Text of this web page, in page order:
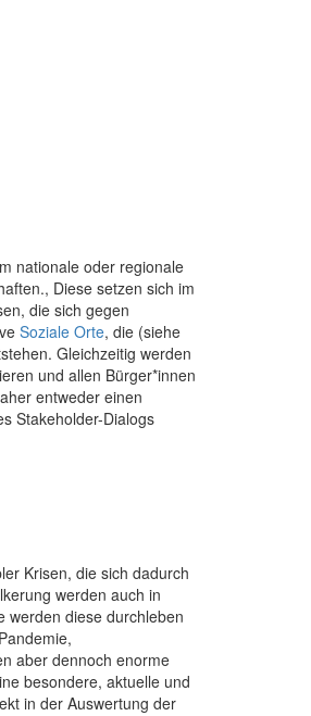
nationale oder regionale
Diese setzen sich im
die sich gegen
Soziale Orte, die (siehe
Gleichzeitig werden
und allen Bürger*innen
entweder einen
Stakeholder-Dialogs
Krisen, die sich dadurch
werden auch in
werden diese durchleben
aber dennoch enorme
besondere, aktuelle und
in der Auswertung der